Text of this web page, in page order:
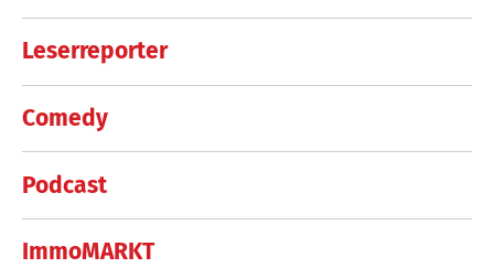
Leserreporter
Comedy
Podcast
ImmoMARKT